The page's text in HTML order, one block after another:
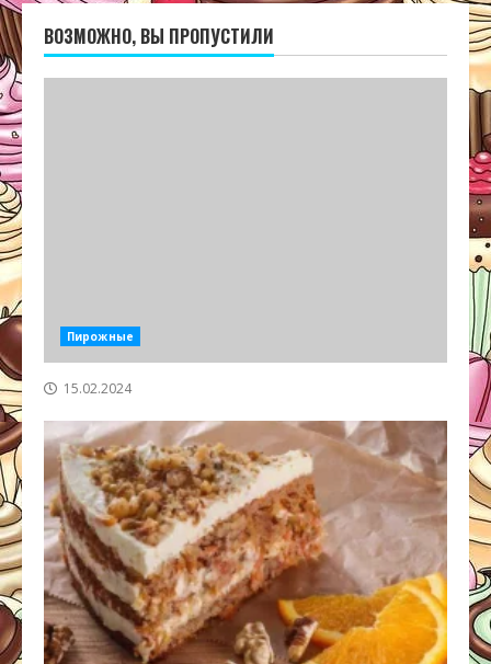
ВОЗМОЖНО, ВЫ ПРОПУСТИЛИ
Пирожные
15.02.2024